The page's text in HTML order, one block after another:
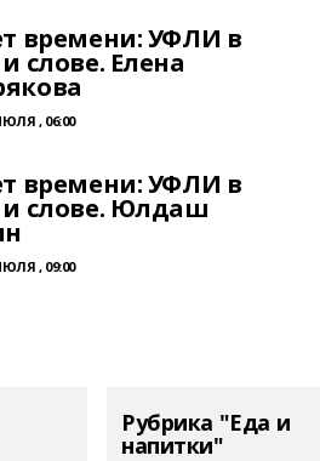
времени: УФЛИ в
слове. Елена
, 06:00
времени: УФЛИ в
слове. Юлдаш
, 09:00
Рубрика "Еда и
напитки"